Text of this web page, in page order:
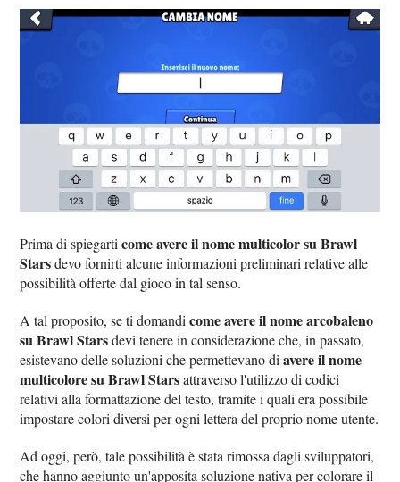
Prima di spiegarticome avere il nome multicolor su Brawl
Starsdevo fornirti alcune informazioni preliminari relative alle
possibilità offerte dal gioco in tal senso.
A tal proposito, se ti domandicome avere il nome arcobaleno
su Brawl Starsdevi tenere in considerazione che, in passato,
esistevano delle soluzioni che permettevano diavere il nome
multicolore su Brawl Starsattraverso l'utilizzo di codici
relativi alla formattazione del testo, tramite i quali era possibile
impostare colori diversi per ogni lettera del proprio nome utente.
Ad oggi, però, tale possibilità è stata rimossa dagli sviluppatori,
che hanno aggiunto un'apposita soluzione nativa per colorare il